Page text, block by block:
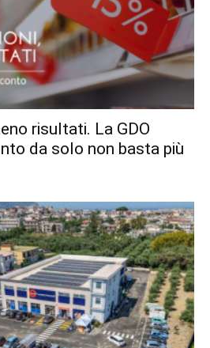
risultati. La GDO
da solo non basta più